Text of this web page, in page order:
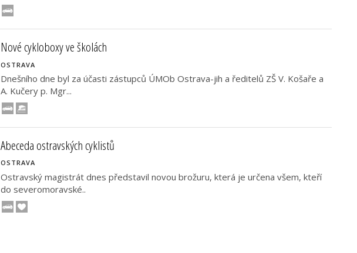
Nové cykloboxy ve školách
OSTRAVA
Dnešního dne byl za účasti zástupců ÚMOb Ostrava-jih a ředitelů ZŠ V. Košaře a
A. Kučery p. Mgr...
Abeceda ostravských cyklistů
OSTRAVA
Ostravský magistrát dnes představil novou brožuru, která je určena všem, kteří
do severomoravské..